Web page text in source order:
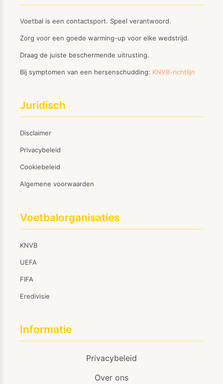
Voetbal is een contactsport. Speel verantwoord.
Zorg voor een goede warming-up voor elke wedstrijd.
Draag de juiste beschermende uitrusting.
Bij symptomen van een hersenschudding: KNVB-richtlijn
Juridisch
Disclaimer
Privacybeleid
Cookiebeleid
Algemene voorwaarden
Voetbalorganisaties
KNVB
UEFA
FIFA
Eredivisie
Informatie
Privacybeleid
Over ons